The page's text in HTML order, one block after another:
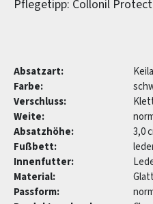
Pflegetipp: Collonil
Absatzart:
Farbe:
Verschluss:
Weite:
Absatzhöhe:
3,0
Fußbett:
Innenfutter:
Material:
Passform: